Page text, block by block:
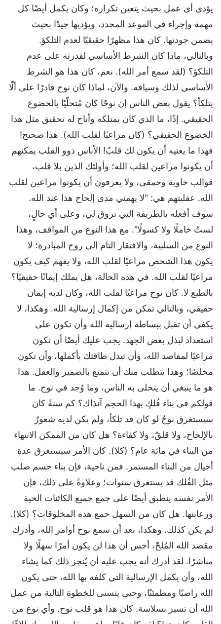
يؤدي أي عمل بحيث يتعين تكراره؛ وكان يكمل أيضًا كل
مهمة وإجراء في الموعد المحدد، ويؤديها جيدًا بحيث
يضمن جودتها. كان هذا مظهرًا حقيقيًا لعدم التلكؤ.
وبالتالي، ماذا كان الشرط الأساسي لقدرته على عدم
التلكؤ؟ (لقد سمع أمر الله). نعم، كان هذا هو الشرط
الأساسي لذلك وسياقه. والآن، لماذا كان نوح قادرًا على ألّا
يتلكأ؟ يقول بعض الناس إن نوحًا كان مُتحلّيًا بالخضوع
الحقيقي. إذًا، ما الذي كان يمتلكه وأتاح له تحقيق مثل هذا
الخضوع الحقيقي؟ (كان مراعيًا لقلب الله). هذا صحيح!
فهذا ما يعنيه أن يكون لك قلبٌ! الأناس ذوو القلب يمكنهم
أن يكونوا مراعين لقلب الله؛ وأولئك الذين بلا قلب،
قوالب خاوية وحمقى، ولا يعرفون أن يكونوا مراعين لقلب
الله. عقليتهم هي: "لا يهمني مدى إلحاح هذا عند الله.
سوف أفعله بالطريقة التي تروق لي، وعلى أي حالٍ،
لستُ خاملًا ولا كسولًا". مع هذا النوع من المواقف، وهذا
النوع من السلبية، والافتقار التام إلى روح المبادرة؛ لا
يكون هذا الشخص مراعيًا لقلب الله، ولا يفهم كيف يكون
مراعيًا لقلب الله. في هذه الحالة، هل يملك إيمانًا حقيقيًا؟
بالطبع لا. كان نوح مراعيًا لقلب الله، وكان لديه إيمان
حقيقي، وبالتالي تمكن من إكمال إرسالية الله. وهكذا، لا
يكفي أن تقبل ببساطة إرسالية الله وأن تكون على
استعداد لبذل بعض الجهد. يجب عليك أيضًا أن تكون
مراعيًا لمقاصد الله، وأن تبذل طاقتك بأكملها، وأن تكون
مخلصًا؛ وهذا يتطلب منك أن تتمتع بالضمير والعقل. هذا
هو ما ينبغي أن يتحلى به الناس، وما وُجد في نوح. ما
قولكم في بناء فُلكٍ بهذا الحجم آنذاك؟ كم سنةً كان
سيستغرق نوحٌ لو كان قد تلكأ، ولم يكن لديه شعورٌ
بالإلحاح، ولا قلقٌ، ولا كفاءة؟ هل كان من الممكن الانتهاء
من البناء في مائة عام؟ (كلا). كان الأمر سيستغرق عدة
أجيال من البناء المستمر. فمن ناحية، فإن بناء جسم صلب
مثل الفُلك قد يستغرق سنوات؛ وعلاوةً على ذلك، فإن
الأمر نفسه ينطبق أيضًا على جمع جميع الكائنات الحية
ورعايتها. هل كان من السهل جمع هذه المخلوقات؟ (كلا).
لم يكن كذلك. وهكذا، بعد أن سمع نوح أوامر الله، وأدرك
مقصد الله المُلحّ، أحس أن هذا لن يكون أمرًا سهلًا ولا
مباشرًا. لقد أدرك أنه يجب عليه أن يُنجز ذلك كما يشاء
الله، وأن يكمل الإرسالية التي كلفه بها الله، حتى يكون
الله راضيًا ومطمئنًا، وحتى يتسنى للخطوة التالية من عمل
الله أن تسير بسلاسة. كان هذا هو قلب نوح. وأي نوع من